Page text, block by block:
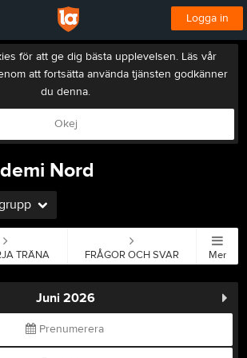
Logga in
för att ge dig bästa upplevelsen. Läs vår
att fortsätta använda tjänsten godkänner
du denna.
Okej
Nord
TRÄNA FRÅGOR OCH SVAR Mer
Juni 2026
Prenumerera